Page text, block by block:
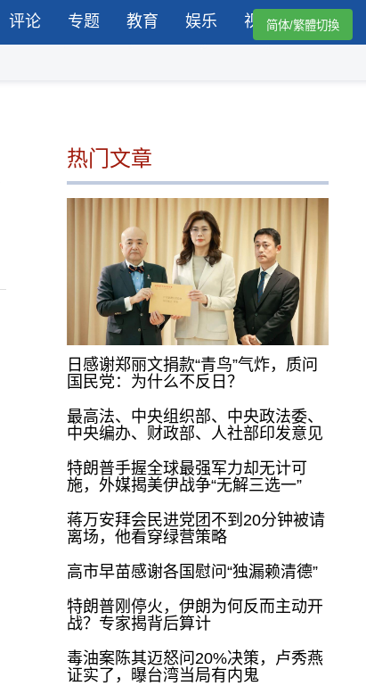
评论 专题 教育 娱乐 视频简体/繁體切換
热门文章
日感谢郑丽文捐款“青鸟”气炸，质问
国民党：为什么不反日？
最高法、中央组织部、中央政法委、
中央编办、财政部、人社部印发意见
特朗普手握全球最强军力却无计可
施，外媒揭美伊战争“无解三选一”
蒋万安拜会民进党团不到20分钟被请
离场，他看穿绿营策略
高市早苗感谢各国慰问“独漏赖清德”
特朗普刚停火，伊朗为何反而主动开
战？专家揭背后算计
毒油案陈其迈怒问20%决策，卢秀燕
证实了，曝台湾当局有内鬼